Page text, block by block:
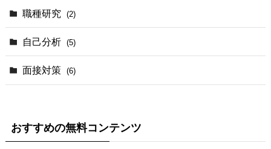
(2)
(3)
(1)
職種研究 (2)
自己分析 (5)
面接対策 (6)
おすすめの無料コンテンツ